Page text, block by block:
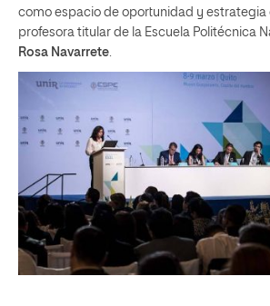
como espacio de oportunidad y estrategia
profesora titular de la Escuela Politécnica
Rosa Navarrete